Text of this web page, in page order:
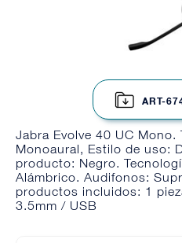
ART-
Jabra Evolve 40 UC Mono.
Monoaural, Estilo de uso:
producto: Negro.
Alámbrico. Audifonos:
productos incluidos: 1
3.5mm / USB